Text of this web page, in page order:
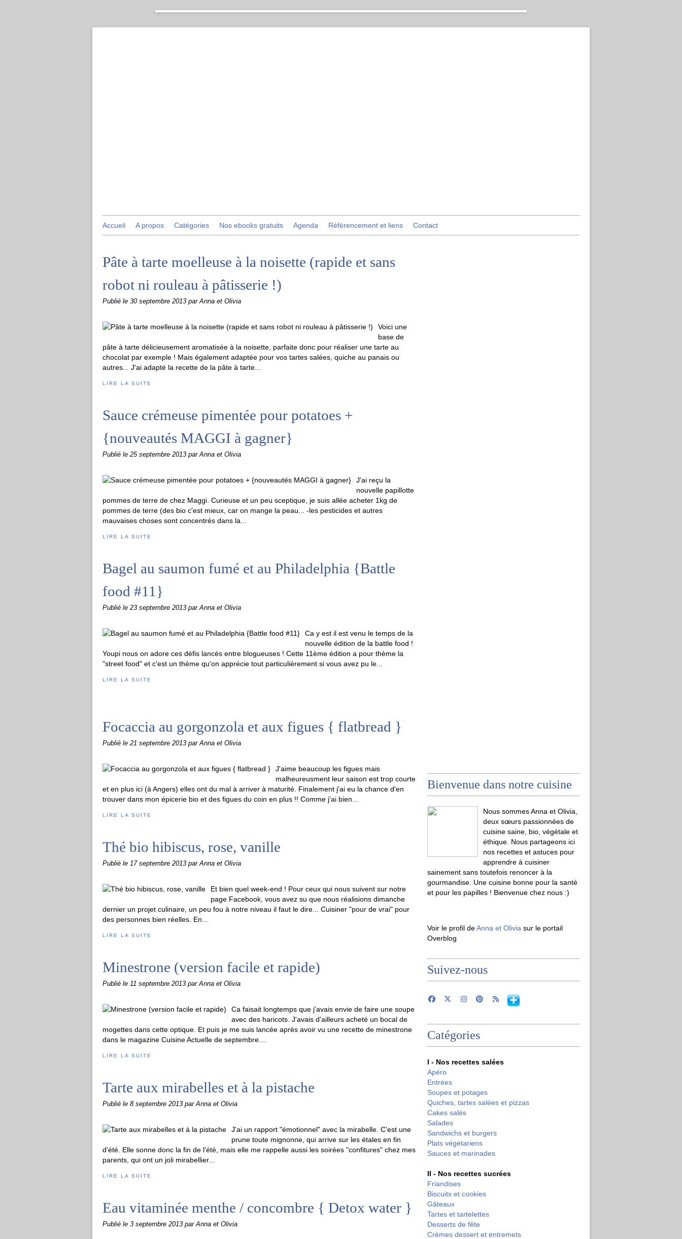
Accueil A propos Catégories Nos ebooks gratuits Agenda Référencement et liens Contact
Pâte à tarte moelleuse à la noisette (rapide et sans
robot ni rouleau à pâtisserie !)
Publié le 30 septembre 2013 par Anna et Olivia
Voici une
base de
pâte à tarte délicieusement aromatisée à la noisette, parfaite donc pour réaliser une tarte au
chocolat par exemple ! Mais également adaptée pour vos tartes salées, quiche au panais ou
autres... J'ai adapté la recette de la pâte à tarte...
LIRE LA SUITE
Sauce crémeuse pimentée pour potatoes +
{nouveautés MAGGI à gagner}
Publié le 25 septembre 2013 par Anna et Olivia
J'ai reçu la
nouvelle papillotte
pommes de terre de chez Maggi. Curieuse et un peu sceptique, je suis allée acheter 1kg de
pommes de terre (des bio c'est mieux, car on mange la peau... -les pesticides et autres
mauvaises choses sont concentrés dans la...
LIRE LA SUITE
Bagel au saumon fumé et au Philadelphia {Battle
food #11}
Publié le 23 septembre 2013 par Anna et Olivia
Ca y est il est venu le temps de la
nouvelle édition de la battle food !
Youpi nous on adore ces défis lancés entre blogueuses ! Cette 11ème édition a pour thème la
"street food" et c'est un thème qu'on apprécie tout particulièrement si vous avez pu le...
LIRE LA SUITE
Focaccia au gorgonzola et aux figues { flatbread }
Publié le 21 septembre 2013 par Anna et Olivia
J'aime beaucoup les figues mais
malheureusment leur saison est trop courte
et en plus ici (à Angers) elles ont du mal à arriver à maturité. Finalement j'ai eu la chance d'en
trouver dans mon épicerie bio et des figues du coin en plus !! Comme j'ai bien...
LIRE LA SUITE
Thé bio hibiscus, rose, vanille
Publié le 17 septembre 2013 par Anna et Olivia
Et bien quel week-end ! Pour ceux qui nous suivent sur notre
page Facebook, vous avez su que nous réalisions dimanche
dernier un projet culinaire, un peu fou à notre niveau il faut le dire... Cuisiner "pour de vrai" pour
des personnes bien réelles. En...
LIRE LA SUITE
Minestrone (version facile et rapide)
Publié le 11 septembre 2013 par Anna et Olivia
Ca faisait longtemps que j'avais envie de faire une soupe
avec des haricots. J'avais d'ailleurs acheté un bocal de
mogettes dans cette optique. Et puis je me suis lancée après avoir vu une recette de minestrone
dans le magazine Cuisine Actuelle de septembre....
LIRE LA SUITE
Tarte aux mirabelles et à la pistache
Publié le 8 septembre 2013 par Anna et Olivia
J'ai un rapport "émotionnel" avec la mirabelle. C'est une
prune toute mignonne, qui arrive sur les étales en fin
d'été. Elle sonne donc la fin de l'été, mais elle me rappelle aussi les soirées "confitures" chez mes
parents, qui ont un joli mirabellier...
LIRE LA SUITE
Eau vitaminée menthe / concombre { Detox water }
Publié le 3 septembre 2013 par Anna et Olivia
Bienvenue dans notre cuisine
Nous sommes Anna et Olivia,
deux sœurs passionnées de
cuisine saine, bio, végétale et
éthique. Nous partageons ici
nos recettes et astuces pour
apprendre à cuisiner
sainement sans toutefois renoncer à la
gourmandise. Une cuisine bonne pour la santé
et pour les papilles ! Bienvenue chez nous :)
Voir le profil deAnna et Olivia sur le portail
Overblog
Suivez-nous
Catégories
I - Nos recettes salées
Apéro
Entrées
Soupes et potages
Quiches, tartes salées et pizzas
Cakes salés
Salades
Sandwichs et burgers
Plats végétariens
Sauces et marinades
II - Nos recettes sucrées
Friandises
Biscuits et cookies
Gâteaux
Tartes et tartelettes
Desserts de fête
Crèmes dessert et entremets